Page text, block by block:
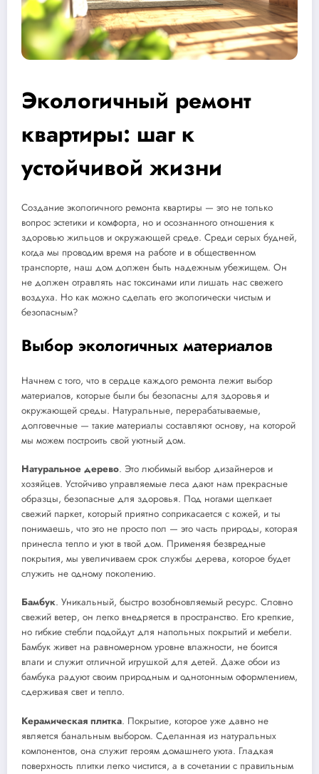
Экологичный ремонт
квартиры: шаг к
устойчивой жизни
Создание экологичного ремонта квартиры — это не только
вопрос эстетики и комфорта, но и осознанного отношения к
здоровью жильцов и окружающей среде. Среди серых будней,
когда мы проводим время на работе и в общественном
транспорте, наш дом должен быть надежным убежищем. Он
не должен отравлять нас токсинами или лишать нас свежего
воздуха. Но как можно сделать его экологически чистым и
безопасным?
Выбор экологичных материалов
Начнем с того, что в сердце каждого ремонта лежит выбор
материалов, которые были бы безопасны для здоровья и
окружающей среды. Натуральные, перерабатываемые,
долговечные — такие материалы составляют основу, на которой
мы можем построить свой уютный дом.
Натуральное дерево. Это любимый выбор дизайнеров и
хозяйцев. Устойчиво управляемые леса дают нам прекрасные
образцы, безопасные для здоровья. Под ногами щелкает
свежий паркет, который приятно соприкасается с кожей, и ты
понимаешь, что это не просто пол — это часть природы, которая
принесла тепло и уют в твой дом. Применяя безвредные
покрытия, мы увеличиваем срок службы дерева, которое будет
служить не одному поколению.
Бамбук. Уникальный, быстро возобновляемый ресурс. Словно
свежий ветер, он легко внедряется в пространство. Его крепкие,
но гибкие стебли подойдут для напольных покрытий и мебели.
Бамбук живет на равномерном уровне влажности, не боится
влаги и служит отличной игрушкой для детей. Даже обои из
бамбука радуют своим природным и однотонным оформлением,
сдерживая свет и тепло.
Керамическая плитка. Покрытие, которое уже давно не
является банальным выбором. Сделанная из натуральных
компонентов, она служит героям домашнего уюта. Гладкая
поверхность плитки легко чистится, а в сочетании с правильным